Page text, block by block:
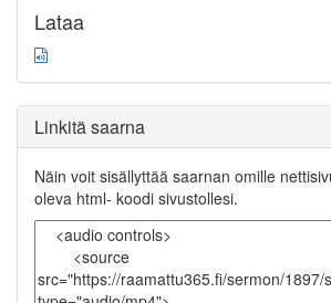
Lataa
Linkitä saarna
Näin voit sisällyttää saarnan omille
oleva html- koodi sivustollesi.